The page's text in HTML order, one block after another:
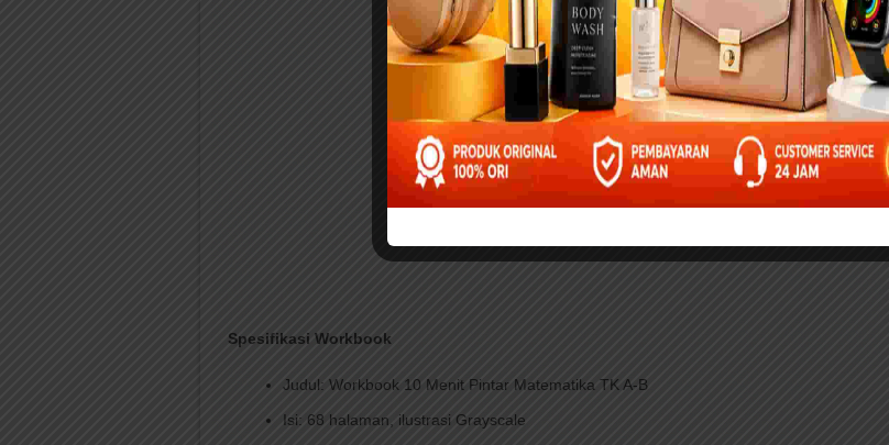
Spesifikasi Workbook
Judul: Workbook 10 Menit Pintar Matematika TK A-B
Isi: 68 halaman, ilustrasi Grayscale